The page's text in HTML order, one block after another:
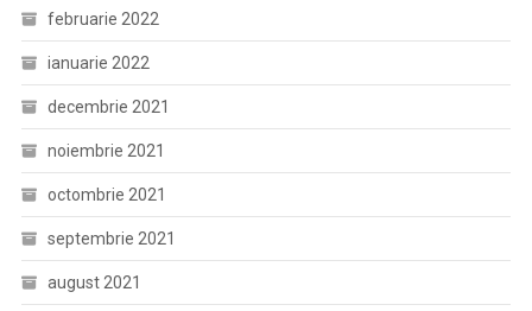
februarie 2022
ianuarie 2022
decembrie 2021
noiembrie 2021
octombrie 2021
septembrie 2021
august 2021